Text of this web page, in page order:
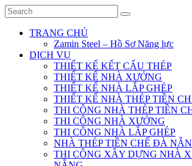
TRANG CHỦ
Zamin Steel – Hồ Sơ Năng lực
DỊCH VỤ
THIẾT KẾ KẾT CẤU THÉP
THIẾT KẾ NHÀ XƯỞNG
THIẾT KẾ NHÀ LẮP GHÉP
THIẾT KẾ NHÀ THÉP TIỀN
THI CÔNG NHÀ THÉP TIỀN
THI CÔNG NHÀ XƯỞNG
THI CÔNG NHÀ LẮP GHÉP
NHÀ THÉP TIỀN CHẾ ĐÀ
THI CÔNG XÂY DỰNG NHÀ